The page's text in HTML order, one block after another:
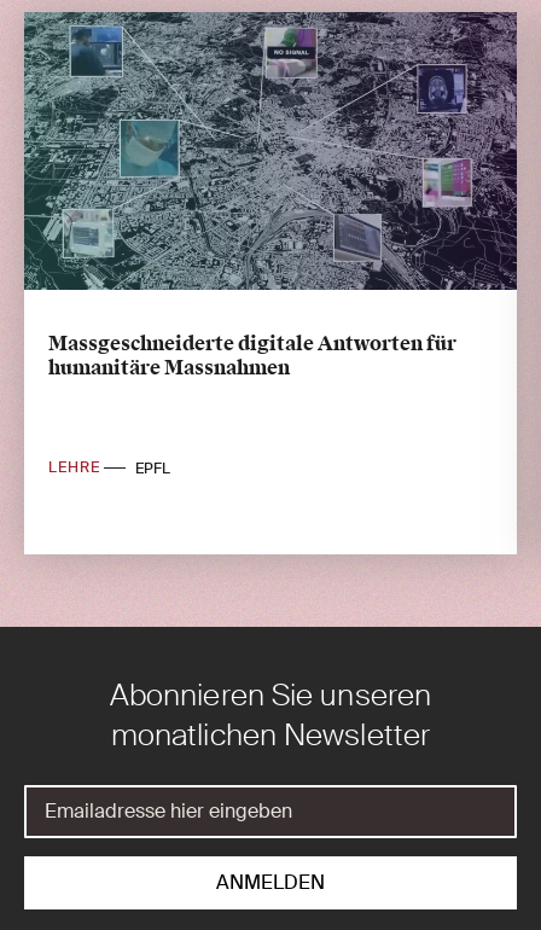
Massgeschneiderte digitale Antworten für
humanitäre Massnahmen
LEHRE EPFL
Abonnieren Sie unseren
monatlichen Newsletter